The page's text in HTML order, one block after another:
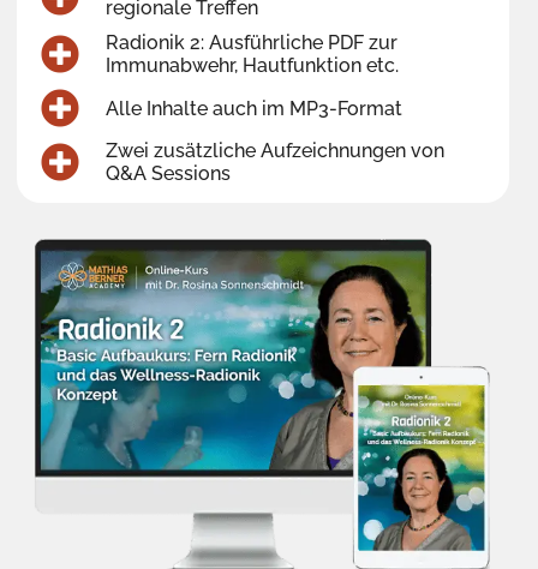
regionale Treffen
Radionik 2: Ausführliche PDF zur
Immunabwehr, Hautfunktion etc.
Alle Inhalte auch im MP3-Format
Zwei zusätzliche Aufzeichnungen von
Q&A Sessions